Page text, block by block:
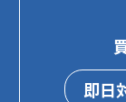
即日